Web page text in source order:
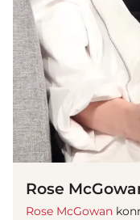
Rose
Rose McGowan